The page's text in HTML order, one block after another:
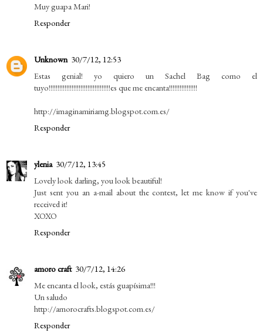
Muy guapa Mari!
Responder
Unknown 30/7/12, 12:53
Estas genial! yo quiero un Sachel Bag como el
tuyo!!!!!!!!!!!!!!!!!!!!!!!!!!!!!!!!!!!es que me encanta!!!!!!!!!!!!!!!!
http://imaginamiriamg.blogspot.com.es/
Responder
ylenia 30/7/12, 13:45
Lovely look darling, you look beautiful!
Just sent you an a-mail about the contest, let me know if you've
received it!
XOXO
Responder
amoro craft 30/7/12, 14:26
Me encanta el look, estás guapísima!!!
Un saludo
http://amorocrafts.blogspot.com.es/
Responder